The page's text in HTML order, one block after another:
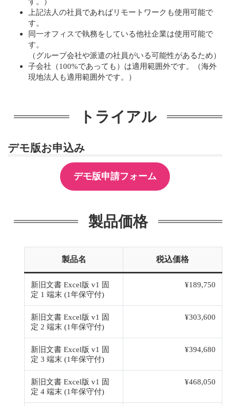
上記法人の社員であればリモートワークも使用可能で
す。
同一オフィスで執務をしている他社企業は使用可能で
す。
（グループ会社や派遣の社員がいる可能性があるため）
子会社（100%であっても）は適用範囲外です。（海外
現地法人も適用範囲外です。）
トライアル
デモ版お申込み
デモ版申請フォーム
製品価格
製品名 税込価格
新旧文書 Excel版 v1 固
定 1 端末 (1年保守付)
¥189,750
新旧文書 Excel版 v1 固
定 2 端末 (1年保守付)
¥303,600
新旧文書 Excel版 v1 固
定 3 端末 (1年保守付)
¥394,680
新旧文書 Excel版 v1 固
定 4 端末 (1年保守付)
¥468,050